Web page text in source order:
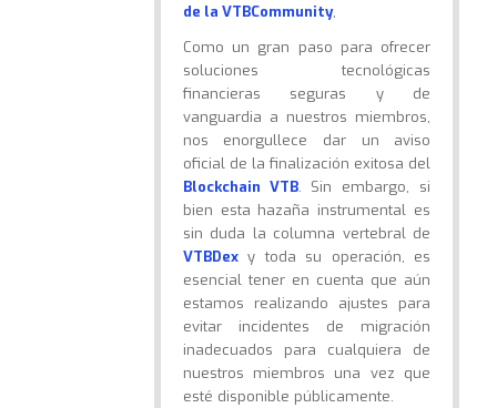
de la VTBCommunity,
Como un gran paso para ofrecer
soluciones tecnológicas
financieras seguras y de
vanguardia a nuestros miembros,
nos enorgullece dar un aviso
oficial de la finalización exitosa del
Blockchain VTB. Sin embargo, si
bien esta hazaña instrumental es
sin duda la columna vertebral de
VTBDexy toda su operación, es
esencial tener en cuenta que aún
estamos realizando ajustes para
evitar incidentes de migración
inadecuados para cualquiera de
nuestros miembros una vez que
esté disponible públicamente.